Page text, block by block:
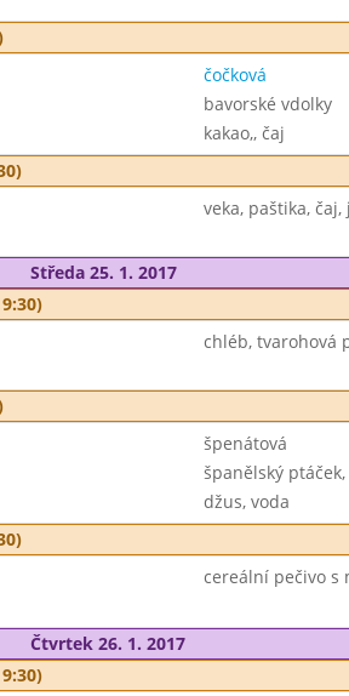
čočková
bavorské vdolky
kakao,, čaj
veka, paštika, čaj,
Středa 25. 1. 2017
chléb, tvarohová
špenátová
španělský
džus, voda
cereální pečivo s
Čtvrtek 26. 1. 2017